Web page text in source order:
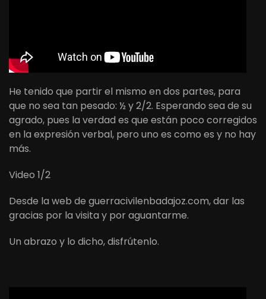
He tenido que partir el mismo en dos partes, para
que no sea tan pesado: ½ y 2/2. Esperando sea de su
agrado, pues la verdad es que están poco corregidos
en la expresión verbal, pero uno es como es y no hay
más.
Video 1/2
Desde la web de guerracivilenbadajoz.com, dar las
gracias por la visita y por aguantarme.
Un abrazo y lo dicho, disfrútenlo.